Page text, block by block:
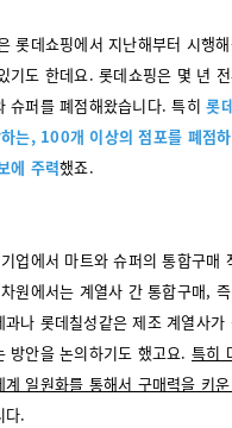
롯데쇼핑에서 지난해부터 시행
기도 한데요. 롯데쇼핑은 몇 년
슈퍼를 폐점해왔습니다. 특히롯
는, 100개 이상의 점포를 폐점
에 주력했죠.
업에서 마트와 슈퍼의 통합구매
원에서는 계열사 간 통합구매,
나 롯데칠성같은 제조 계열사
방안을 논의하기도 했고요.특히
일원화를 통해서 구매력을 키
다.